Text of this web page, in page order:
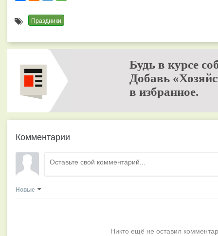
Праздники
Будь в курсе
Добавь
в избранное.
Комментарии
Новые
Никто ещё не оставил